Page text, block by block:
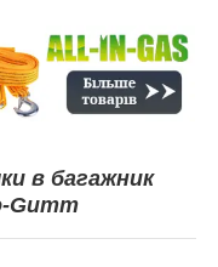
в багажник
Gumm